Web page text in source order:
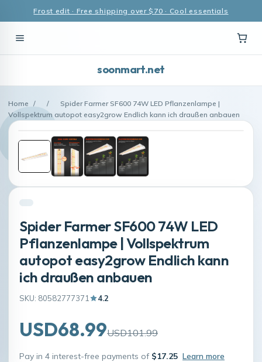
Frost edit · Free shipping over $70 · Cool essentials
soonmart.net
Home / /
Spider Farmer SF600 74W LED Pflanzenlampe |
Vollspektrum autopot easy2grow Endlich kann ich draußen anbauen
Spider Farmer SF600 74W LED
Pflanzenlampe | Vollspektrum
autopot easy2grow Endlich kann
ich draußen anbauen
SKU: 80582777371 4.2
USD68.99USD101.99
Pay in 4 interest-free payments of $17.25 Learn more